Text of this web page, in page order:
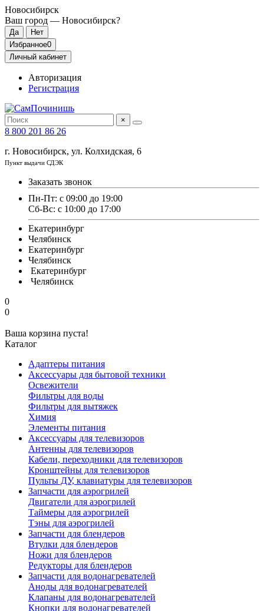
Новосибирск
Ваш город — Новосибирск?
Избранное0
Личный кабинет
Авторизация
Регистрация
×
8 800 201 86 26
г. Новосибирск, ул. Колхидская, 6
Пункт выдачи СДЭК
Заказать звонок
Пн-Пт: с 09:00 до 19:00
Сб-Вс: с 10:00 до 17:00
Екатеринбург
Челябинск
Екатеринбург
Челябинск
Екатеринбург
Челябинск
0
0
Ваша корзина пуста!
Каталог
Адаптеры питания
Аксессуары для бытовой техники
Освежители
Фильтры для воды
Фильтры для вытяжек
Химия
Элементы питания
Аксессуары для телевизоров
Антенны для телевизоров
Кабели, переходники для телевизоров
Кронштейны для телевизоров
Пульты ДУ, клавиатуры для телевизоров
Запчасти для аэрогрилей
Двигатели для аэрогрилей
Таймеры для аэрогрилей
Тэны для аэрогрилей
Запчасти для блендеров
Втулки для блендеров
Ножи для блендеров
Редукторы для блендеров
Запчасти для водонагревателей
Аноды для водонагревателей
Клапаны для водонагревателей
Кнопки для водонагревателей